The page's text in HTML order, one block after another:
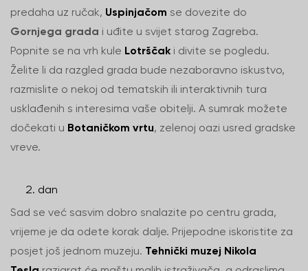
predaha uz ručak, Uspinjačom se dovezite do
Gornjega grada i uđite u svijet starog Zagreba.
Popnite se na vrh kule Lotrščak i divite se pogledu.
Želite li da razgled grada bude nezaboravno iskustvo,
razmislite o nekoj od tematskih ili interaktivnih tura
usklađenih s interesima vaše obitelji. A sumrak možete
dočekati u Botaničkom vrtu, zelenoj oazi usred gradske
vreve.
dan
Sad se već sasvim dobro snalazite po centru grada,
vrijeme je da odete korak dalje. Prijepodne iskoristite za
posjet još jednom muzeju. Tehnički muzej Nikola